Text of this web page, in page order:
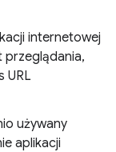
internetowej
URL
używany
aplikacji